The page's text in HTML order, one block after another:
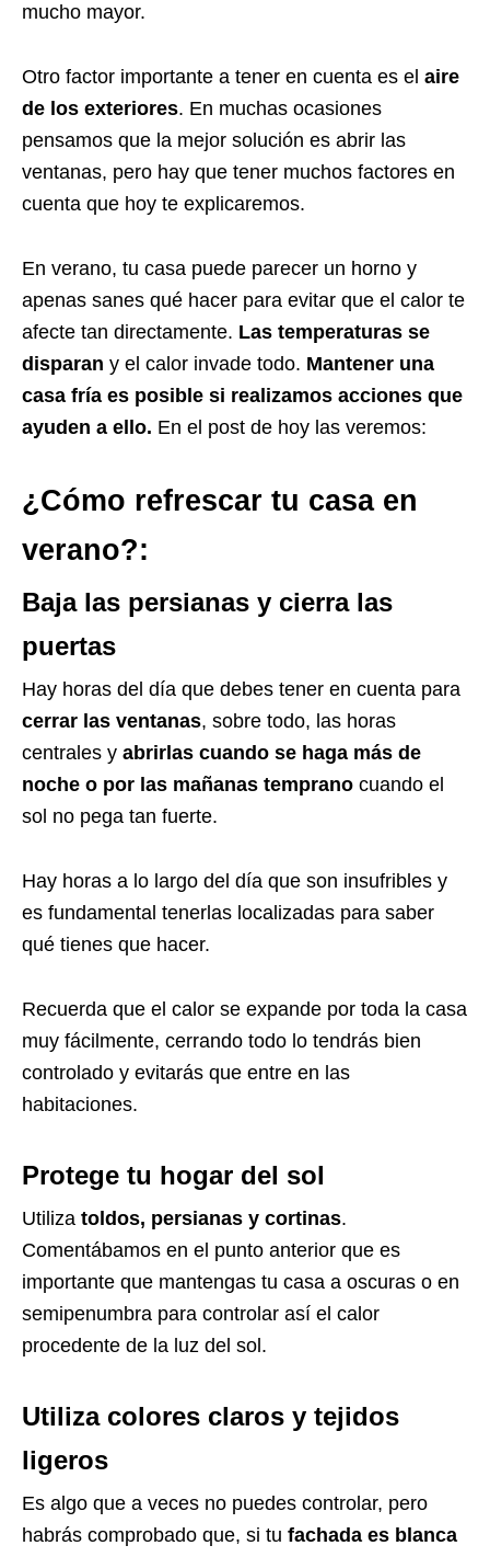
mucho mayor.
Otro factor importante a tener en cuenta es el aire
de los exteriores. En muchas ocasiones
pensamos que la mejor solución es abrir las
ventanas, pero hay que tener muchos factores en
cuenta que hoy te explicaremos.
En verano, tu casa puede parecer un horno y
apenas sanes qué hacer para evitar que el calor te
afecte tan directamente. Las temperaturas se
disparan y el calor invade todo. Mantener una
casa fría es posible si realizamos acciones que
ayuden a ello. En el post de hoy las veremos:
¿Cómo refrescar tu casa en
verano?:
Baja las persianas y cierra las
puertas
Hay horas del día que debes tener en cuenta para
cerrar las ventanas, sobre todo, las horas
centrales y abrirlas cuando se haga más de
noche o por las mañanas temprano cuando el
sol no pega tan fuerte.
Hay horas a lo largo del día que son insufribles y
es fundamental tenerlas localizadas para saber
qué tienes que hacer.
Recuerda que el calor se expande por toda la casa
muy fácilmente, cerrando todo lo tendrás bien
controlado y evitarás que entre en las
habitaciones.
Protege tu hogar del sol
Utiliza toldos, persianas y cortinas.
Comentábamos en el punto anterior que es
importante que mantengas tu casa a oscuras o en
semipenumbra para controlar así el calor
procedente de la luz del sol.
Utiliza colores claros y tejidos
ligeros
Es algo que a veces no puedes controlar, pero
habrás comprobado que, si tu fachada es blanca